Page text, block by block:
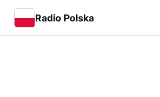
Radio Polska